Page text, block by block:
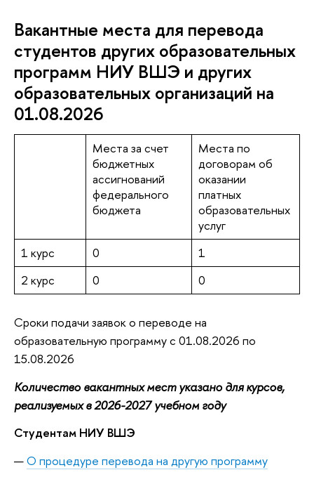
Вакантные места для перевода
студентов других образовательных
программ НИУ ВШЭ и других
образовательных организаций на
01.08.2026
Места за счет
бюджетных
ассигнований
федерального
бюджета
Места по
договорам об
оказании
платных
образовательных
услуг
1 курс
0
1
2 курс
0 0
Сроки подачи заявок о переводе на
образовательную программу с 01.08.2026 по
15.08.2026
Количество вакантных мест указано для курсов,
реализуемых в 2026-2027 учебном году
Студентам НИУ ВШЭ
О процедуре перевода на другую программу